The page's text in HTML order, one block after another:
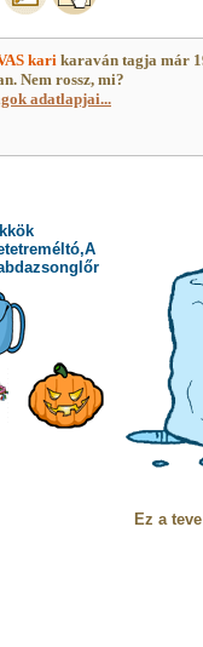
kari karaván tagja már
Nem rossz, mi?
adatlapjai...
Ez a